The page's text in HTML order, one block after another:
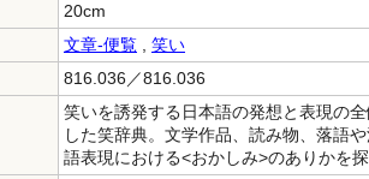
20cm
文章-便覧
笑い
816.036／816.036
笑いを誘発する日本語の発想と表現の
した笑辞典。文学作品、読み物、落語
語表現における<おかしみ>のありかを